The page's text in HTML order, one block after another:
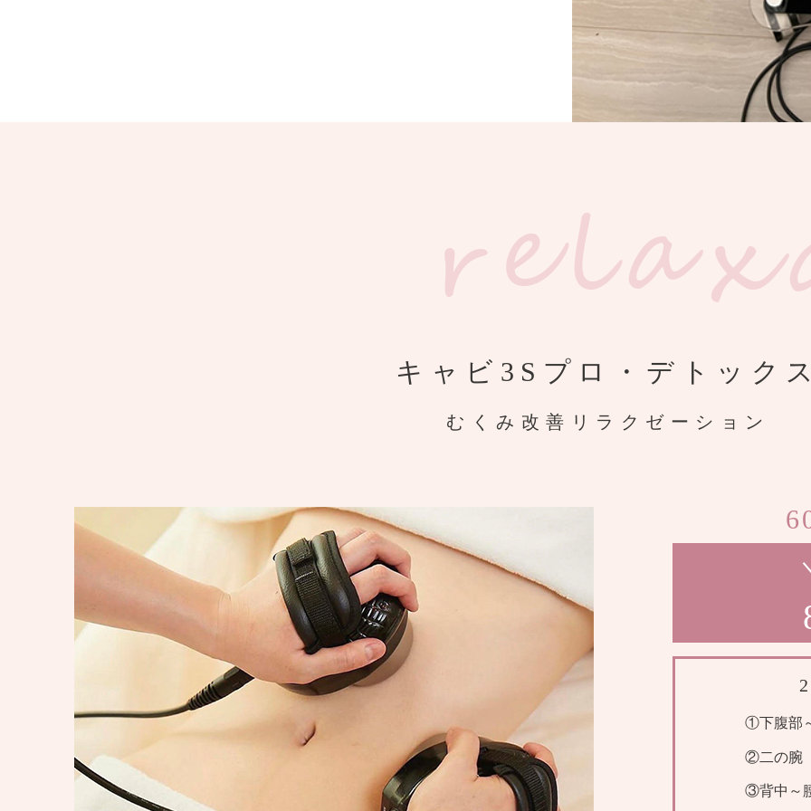
キャビ3Sプロ・デトック
むくみ改善リラクゼーション
①下腹部
②二の腕
③背中～